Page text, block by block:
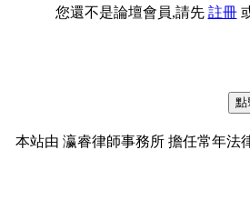
您還不是論壇會員,請先 註冊
本站由 瀛睿律師事務所 擔任常年法